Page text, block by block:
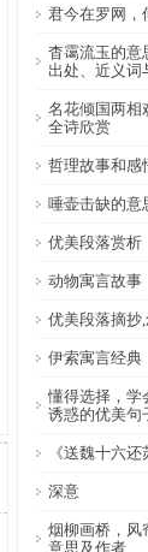
君今在罗网，
杳霭流玉的意
出处、近义词
名花倾国两相
全诗欣赏
哲理故事和感
唾壶击缺的意
优美段落赏析
动物寓言故事
优美段落摘抄
伊索寓言经典
懂得选择，学
诱惑的优美句
《送魏十六
深意
烟柳画桥，风
意思及作者